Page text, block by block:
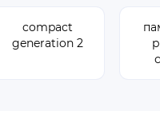
compact
generation 2